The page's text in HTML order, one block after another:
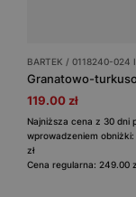
BARTEK / 0118240-024
119.00 zł
Najniższa cena z 30 dni
wprowadzeniem obniżki:
zł
Cena regularna: 249.00